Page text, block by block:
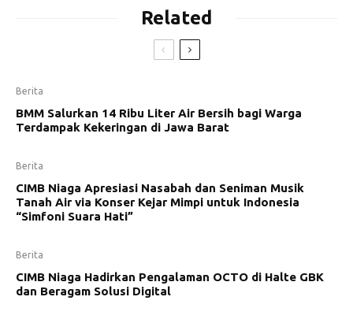
Related
Berita
BMM Salurkan 14 Ribu Liter Air Bersih bagi Warga
Terdampak Kekeringan di Jawa Barat
Berita
CIMB Niaga Apresiasi Nasabah dan Seniman Musik
Tanah Air via Konser Kejar Mimpi untuk Indonesia
“Simfoni Suara Hati”
Berita
CIMB Niaga Hadirkan Pengalaman OCTO di Halte GBK
dan Beragam Solusi Digital